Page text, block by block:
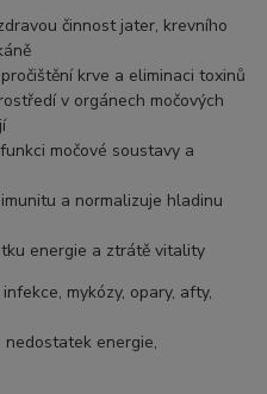
činnost jater, krevního
krve a eliminaci toxinů
v orgánech močových
močové soustavy a
a normalizuje hladinu
energie a ztrátě vitality
mykózy, opary, afty,
nedostatek energie,